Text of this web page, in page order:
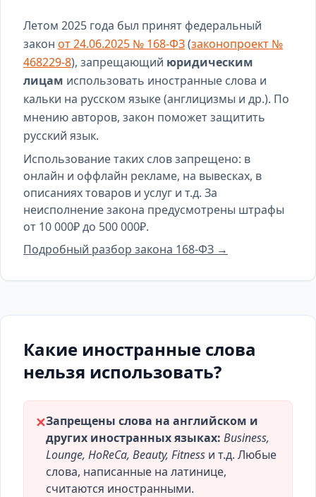
Летом 2025 года был принят федеральный
закон от 24.06.2025 № 168-ФЗ(законопроект №
468229-8), запрещающий юридическим
лицам использовать иностранные слова и
кальки на русском языке (англицизмы и др.). По
мнению авторов, закон поможет защитить
русский язык.
Использование таких слов запрещено: в
онлайн и оффлайн рекламе, на вывесках, в
описаниях товаров и услуг и т.д. За
неисполнение закона предусмотрены штрафы
от 10 000₽ до 500 000₽.
Подробный разбор закона 168-ФЗ →
Какие иностранные слова
нельзя использовать?
✕Запрещены слова на английском и
других иностранных языках: Business,
Lounge, HoReCa, Beauty, Fitness и т.д. Любые
слова, написанные на латинице,
считаются иностранными.